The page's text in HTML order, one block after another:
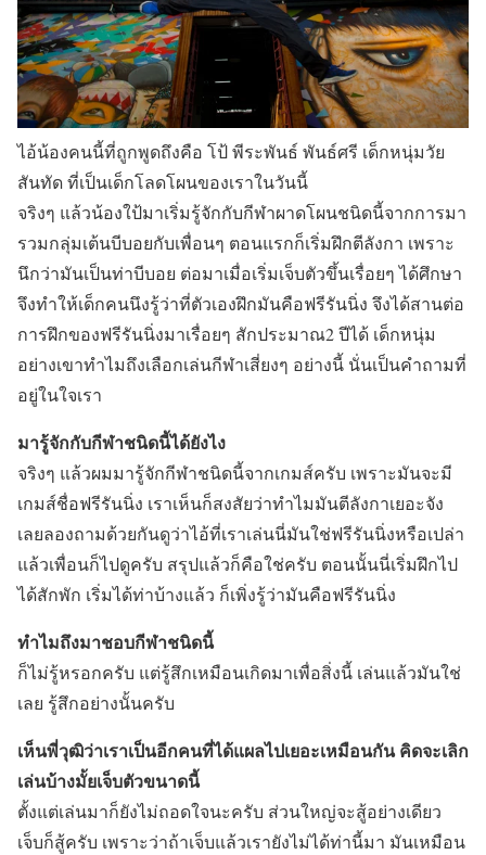
ไอ้น้องคนนี้ที่ถูกพูดถึงคือ โป้ พีระพันธ์ พันธ์ศรี เด็กหนุ่มวัย
สันทัด ที่เป็นเด็กโลดโผนของเราในวันนี้
จริงๆ แล้วน้องใป้มาเริ่มรู้จักกับกีฬาผาดโผนชนิดนี้จากการมา
รวมกลุ่มเต้นบีบอยกับเพื่อนๆ ตอนแรกก็เริ่มฝึกตีลังกา เพราะ
นึกว่ามันเป็นท่าบีบอย ต่อมาเมื่อเริ่มเจ็บตัวขึ้นเรื่อยๆ ได้ศึกษา
จึงทำให้เด็กคนนึงรู้ว่าที่ตัวเองฝึกมันคือฟรีรันนิ่ง จึงได้สานต่อ
การฝึกของฟรีรันนิ่งมาเรื่อยๆ สักประมาณ2 ปีได้ เด็กหนุ่ม
อย่างเขาทำไมถึงเลือกเล่นกีฬาเสี่ยงๆ อย่างนี้ นั่นเป็นคำถามที่
อยู่ในใจเรา
มารู้จักกับกีฬาชนิดนี้ได้ยังไง
จริงๆ แล้วผมมารู้จักกีฬาชนิดนี้จากเกมส์ครับ เพราะมันจะมี
เกมส์ชื่อฟรีรันนิ่ง เราเห็นก็สงสัยว่าทำไมมันตีลังกาเยอะจัง
เลยลองถามด้วยกันดูว่าไอ้ที่เราเล่นนี่มันใช่ฟรีรันนิ่งหรือเปล่า
แล้วเพื่อนก็ไปดูครับ สรุปแล้วก็คือใช่ครับ ตอนนั้นนี่เริ่มฝึกไป
ได้สักพัก เริ่มได้ท่าบ้างแล้ว ก็เพิ่งรู้ว่ามันคือฟรีรันนิ่ง
ทำไมถึงมาชอบกีฬาชนิดนี้
ก็ไม่รู้หรอกครับ แต่รู้สึกเหมือนเกิดมาเพื่อสิ่งนี้ เล่นแล้วมันใช่
เลย รู้สึกอย่างนั้นครับ
เห็นพี่วุฒิว่าเราเป็นอีกคนที่ได้แผลไปเยอะเหมือนกัน คิดจะเลิก
เล่นบ้างมั้ยเจ็บตัวขนาดนี้
ตั้งแต่เล่นมาก็ยังไม่ถอดใจนะครับ ส่วนใหญ่จะสู้อย่างเดียว
เจ็บก็สู้ครับ เพราะว่าถ้าเจ็บแล้วเรายังไม่ได้ท่านี้มา มันเหมือน